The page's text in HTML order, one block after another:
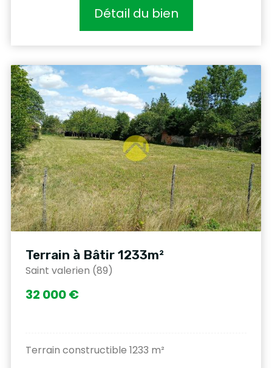
Détail du bien
Terrain à Bâtir 1233m²
Saint valerien (89)
32 000 €
Terrain constructible 1233 m²